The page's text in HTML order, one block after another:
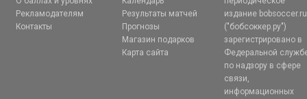
Рекламодателям
Контакты
Результаты матчей
Прогнозы
Магазин подарков
Карта сайта
издание bobsoccer.ru
("бобсоккер.ру")
зарегистрировано в
Федеральной
по надзору в сфере
связи,
информационных